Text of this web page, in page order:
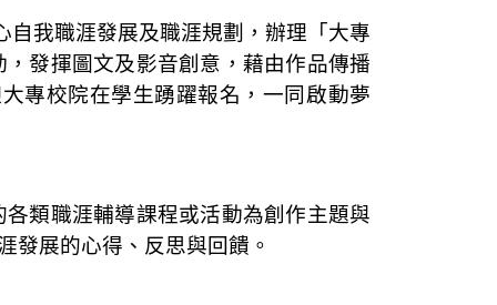
我職涯發展及職涯規劃，辦理「大專
發揮圖文及影音創意，藉由作品傳播
專校院在學生踴躍報名，一同啟動夢
類職涯輔導課程或活動為創作主題與
發展的心得、反思與回饋。